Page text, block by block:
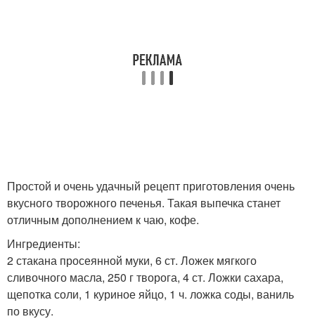
Простой и очень удачный рецепт приготовления очень
вкусного творожного печенья. Такая выпечка станет
отличным дополнением к чаю, кофе.
Ингредиенты:
2 стакана просеянной муки, 6 ст. Ложек мягкого
сливочного масла, 250 г творога, 4 ст. Ложки сахара,
щепотка соли, 1 куриное яйцо, 1 ч. ложка соды, ваниль
по вкусу.